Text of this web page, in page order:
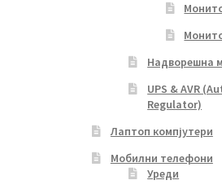
Надворешна
UPS & AVR
Regulator)
Лаптоп компјутери
Мобилни телефони
Уреди